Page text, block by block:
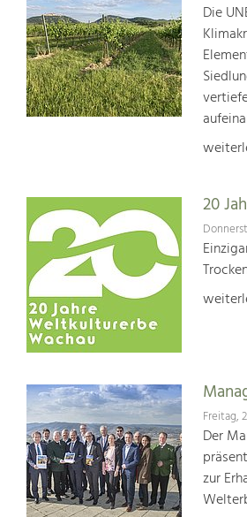
Die
20
Freitag,
Der
zur